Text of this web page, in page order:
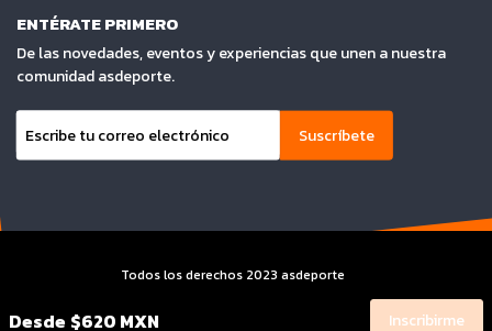
Desde $620 MXN Inscribirme
ENTÉRATE PRIMERO
De las novedades, eventos y experiencias que unen a nuestra
comunidad asdeporte.
Suscríbete
Todos los derechos 2023 asdeporte
Terminos y condiciones y Aviso de privacidad